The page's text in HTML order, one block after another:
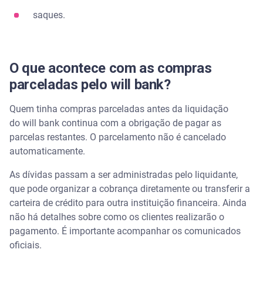
saques.
O que acontece com as compras
parceladas pelo will bank?
Quem tinha compras parceladas antes da liquidação
do will bank continua com a obrigação de pagar as
parcelas restantes. O parcelamento não é cancelado
automaticamente.
As dívidas passam a ser administradas pelo liquidante,
que pode organizar a cobrança diretamente ou transferir a
carteira de crédito para outra instituição financeira. Ainda
não há detalhes sobre como os clientes realizarão o
pagamento. É importante acompanhar os comunicados
oficiais.